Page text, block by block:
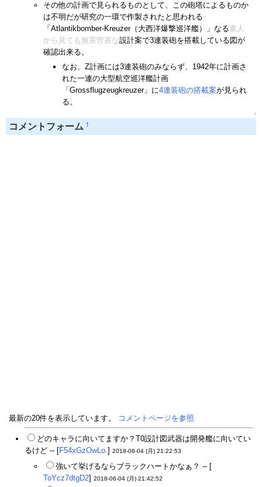
その他の計画で見られるものとして、この砲塔によるものか
は不明だが研究の一環で作製されたと思われる
「Atlantikbomber-Kreuzer（大西洋爆撃巡洋艦）」なる素人
から見ても無茶苦茶な設計案で3連装砲を搭載している図が
確認出来る。
なお、Z計画には3連装砲のみならず、1942年に計画さ
れた一連の大型航空巡洋艦計画
「Grossflugzeugkreuzer」に4連装砲の搭載案が見られ
る。
↑
コメントフォーム †
最新の20件を表示しています。 コメントページを参照
どのキャラに向いてますか？T0設計図武器は開発艦に向いてい
るけど -- [F54xGzOwLo. ] 2018-06-04 (月) 21:22:53
強いて挙げるならブラックハートかなぁ？ -- [
ToYcz7dtgD2] 2018-06-04 (月) 21:42:52